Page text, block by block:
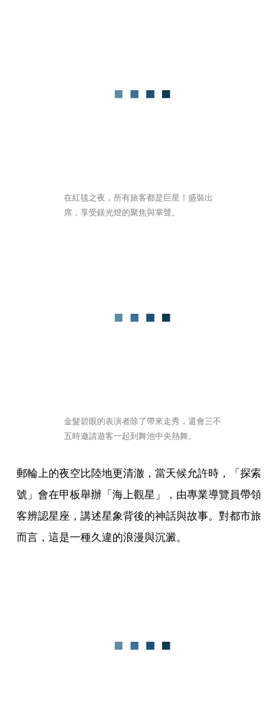
在紅毯之夜，所有旅客都是巨星！盛裝出
席，享受鎂光燈的聚焦與掌聲。
金髮碧眼的表演者除了帶來走秀，還會三不
五時邀請遊客一起到舞池中央熱舞。
郵輪上的夜空比陸地更清澈，當天候允許時，「探索
號」會在甲板舉辦「海上觀星」，由專業導覽員帶領
客辨認星座，講述星象背後的神話與故事。對都市旅
而言，這是一種久違的浪漫與沉澱。